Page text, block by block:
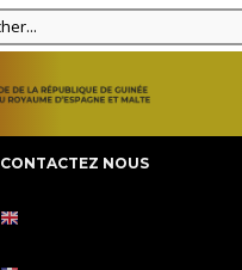
CONTACTEZ NOUS